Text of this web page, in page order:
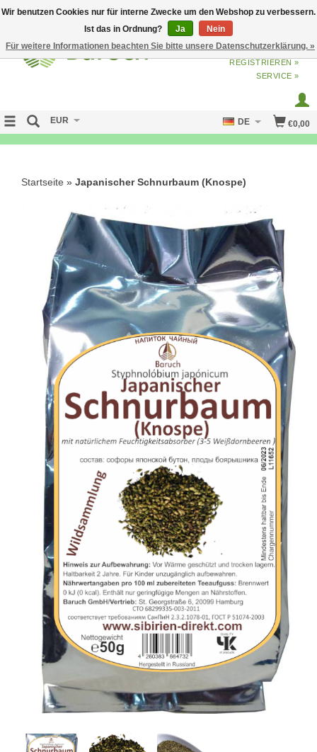
ANMELDENODERJETZT
REGISTRIEREN »
SERVICE »
€0,00
EUR DE
Startseite » Japanischer Schnurbaum (Knospe)
Wir benutzen Cookies nur für interne Zwecke um den Webshop zu verbessern.
Ist das in Ordnung?
Ja
Nein
Für weitere Informationen beachten Sie bitte unsere Datenschutzerklärung. »